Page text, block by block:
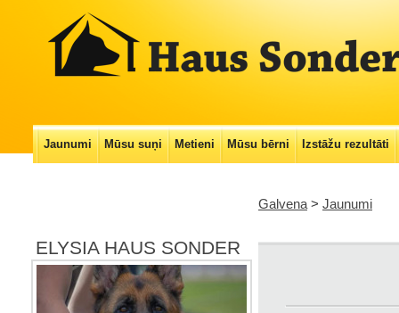
Main menu
Skip
Jaunumi Mūsu suņi Metieni Mūsu bērni Izstāžu rezultāti
Galvena > Jaunumi
ELYSIA HAUS SONDER